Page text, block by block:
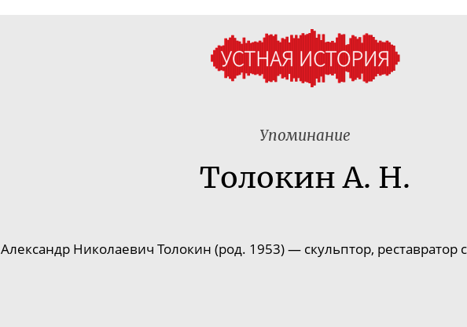
Упоминание
Толокин А. Н.
Александр Николаевич Толокин (род. 1953) — скульптор, реставратор